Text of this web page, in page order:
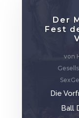
Der
Fest
von
Die
Ball